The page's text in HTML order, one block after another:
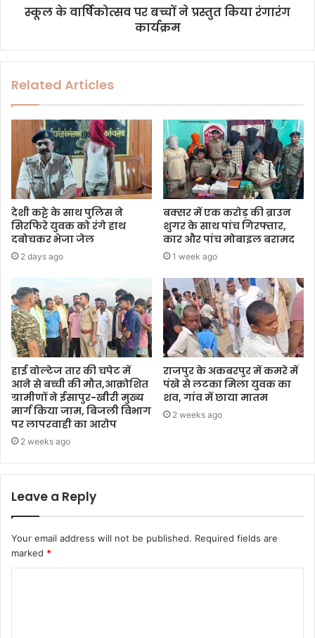
स्कूल के वार्षिकोत्सव पर बच्चों ने प्रस्तुत किया रंगारंग
कार्यक्रम
Related Articles
देशी कट्टे के साथ पुलिस ने
सिरफिरे युवक को रंगे हाथ
दबोचकर भेजा जेल
2 days ago
बक्सर में एक करोड़ की ब्राउन
शुगर के साथ पांच गिरफ्तार,
कार और पांच मोबाइल बरामद
1 week ago
हाई वोल्टेज तार की चपेट में
आने से बच्ची की मौत,आक्रोशित
ग्रामीणों ने ईसापुर-खीरी मुख्य
मार्ग किया जाम, बिजली विभाग
पर लापरवाही का आरोप
2 weeks ago
राजपुर के अकबरपुर में कमरे में
पंखे से लटका मिला युवक का
शव, गांव में छाया मातम
2 weeks ago
Leave a Reply
Your email address will not be published. Required fields are
marked *